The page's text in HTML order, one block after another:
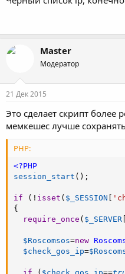
Master
Модератор
21 Дек 2015
Это сделает скрипт более
мемкешес лучше
PHP:
<?PHP
session_start ( ) ;
if ( ! isset ( $_SESSION
{
require_once ( $_SERVER
$Roscomsos=new
$check_gos_ip=